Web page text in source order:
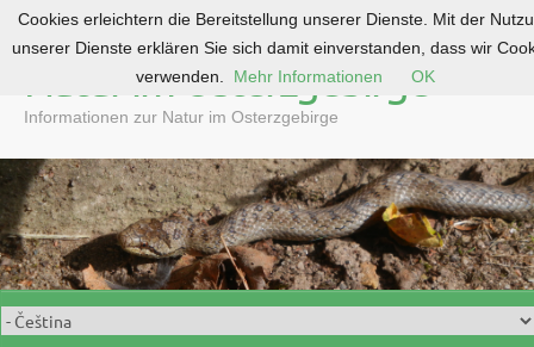
o
o
n
t
e
n
Natur im Osterzgebirge
Informationen zur Natur im Osterzgebirge
Cookies erleichtern die Bereitstellung unserer Dienste. Mit der
unserer Dienste erklären Sie sich damit einverstanden, dass wir
verwenden.
Mehr Informationen OK